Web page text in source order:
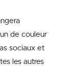
de couleur
sociaux et
les autres